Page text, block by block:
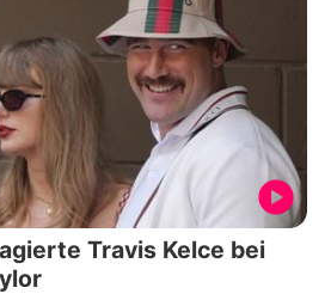
Travis Kelce bei